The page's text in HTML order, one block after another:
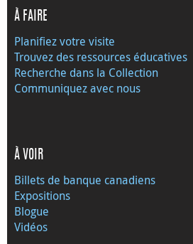
À FAIRE
Planifiez votre visite
Trouvez des ressources éducatives
Recherche dans la Collection
Communiquez avec nous
À VOIR
Billets de banque canadiens
Expositions
Blogue
Vidéos